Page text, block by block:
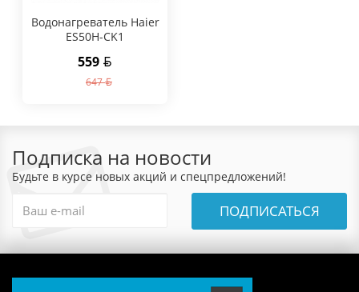
Водонагреватель Haier
ES50H-CK1
559
647
Подписка на новости
Будьте в курсе новых акций и спецпредложений!
ПОДПИСАТЬСЯ